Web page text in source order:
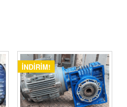
İNDIRIM!